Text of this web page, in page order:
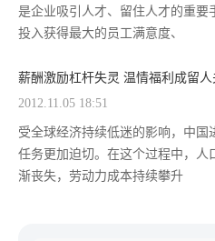
是企业吸引人才、留住人才的重要
投入获得最大的员工满意度、
薪酬激励杠杆失灵 温情福利成留人
2012.11.05 18:51
受全球经济持续低迷的影响，中国
任务更加迫切。在这个过程中，人
渐丧失，劳动力成本持续攀升